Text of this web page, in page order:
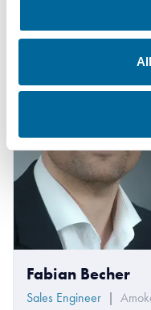
Fabian Becher
Sales Engineer |